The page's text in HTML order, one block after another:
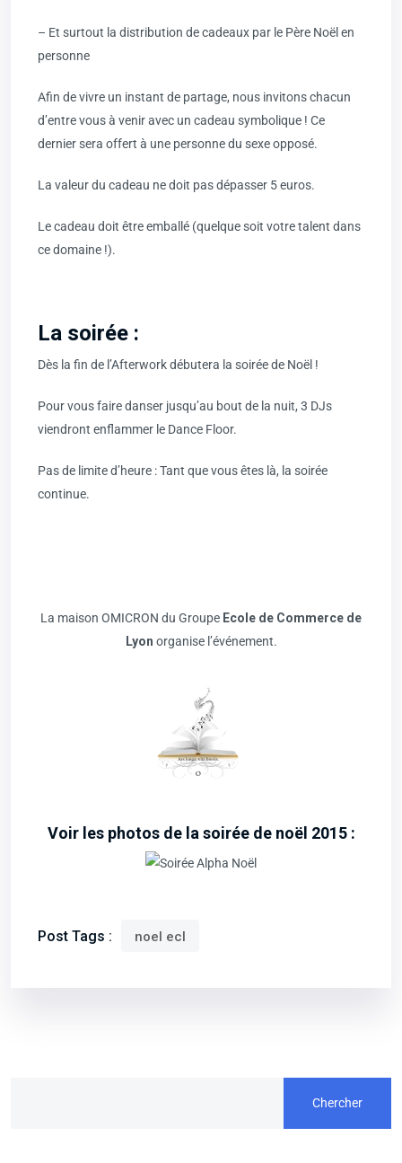
– Et surtout la distribution de cadeaux par le Père Noël en
personne
Afin de vivre un instant de partage, nous invitons chacun
d’entre vous à venir avec un cadeau symbolique ! Ce
dernier sera offert à une personne du sexe opposé.
La valeur du cadeau ne doit pas dépasser 5 euros.
Le cadeau doit être emballé (quelque soit votre talent dans
ce domaine !).
La soirée :
Dès la fin de l’Afterwork débutera la soirée de Noël !
Pour vous faire danser jusqu’au bout de la nuit, 3 DJs
viendront enflammer le Dance Floor.
Pas de limite d’heure : Tant que vous êtes là, la soirée
continue.
La maison OMICRON du Groupe Ecole de Commerce de
Lyon organise l’événement.
Voir les photos de la soirée de noël 2015 :
Post Tags : noel ecl
Chercher